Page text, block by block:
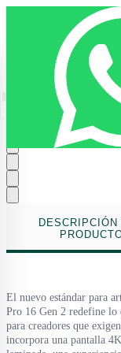
> Periféricos Pc
DESCRIPCIÓN
El nuevo estándar para
Pro 16 Gen 2 redefine lo
para creadores que
incorpora una pantalla